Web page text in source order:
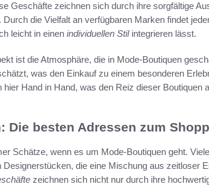
Geschäfte zeichnen sich durch ihre sorgfältige
die Vielfalt an verfügbaren Marken findet
leicht in einen individuellen Stilintegrieren lässt.
ist die Atmosphäre, die in Mode-Boutiquen
was den Einkauf zu einem besonderen
hier Hand in Hand, was den Reiz dieser Boutiquen
Die besten Adressen zum
Schätze, wenn es um Mode-Boutiquen geht.
Designerstücken, die eine Mischung aus zeitloser
zeichnen sich nicht nur durch ihre